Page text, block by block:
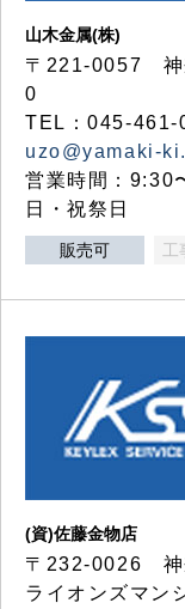
山木金属(株)
〒221-0057 神
0
TEL：045-
uzo@yamaki-
営業時間：9:30
日・祝祭日
販売可 工
(資)佐藤金物店
〒232-0026 神
ライオンズマ